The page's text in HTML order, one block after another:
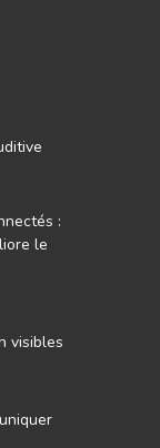
:
le
visibles